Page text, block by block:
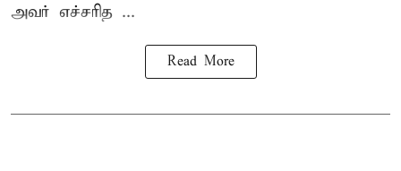
அவர் எச்சரித ...
Read More